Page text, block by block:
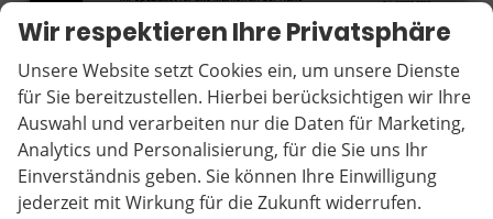
Dacia Duster
Extreme Winterpaket+Carplay TCe 120 ECO-G
unverbindliche Lieferzeit:10 Tage Fahrzeug mit Tageszulassung
Fahrzeugnr. 20186 GetriebeSchaltgetriebe
Kraftstoff Autogas LPG Außenfarbe Dolomit-Grau
Leistung 90 kW (122 PS) Kilometerstand 15 km
03.06.2026
Wir respektieren Ihre Privatsphäre
Unsere Website setzt Cookies ein, um unsere Dienste
für Sie bereitzustellen. Hierbei berücksichtigen wir Ihre
Auswahl und verarbeiten nur die Daten für Marketing,
Analytics und Personalisierung, für die Sie uns Ihr
Einverständnis geben. Sie können Ihre Einwilligung
jederzeit mit Wirkung für die Zukunft widerrufen.